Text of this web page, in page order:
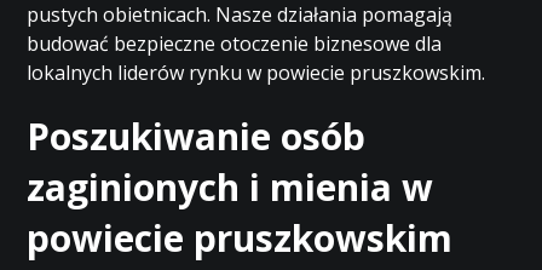
pustych obietnicach. Nasze działania pomagają
budować bezpieczne otoczenie biznesowe dla
lokalnych liderów rynku w powiecie pruszkowskim.
Poszukiwanie osób
zaginionych i mienia w
powiecie pruszkowskim